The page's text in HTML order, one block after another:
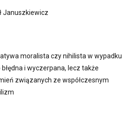
Januszkiewicz
moralista czy nihilista w wypadku
i wyczerpana, lecz także
związanych ze współczesnym